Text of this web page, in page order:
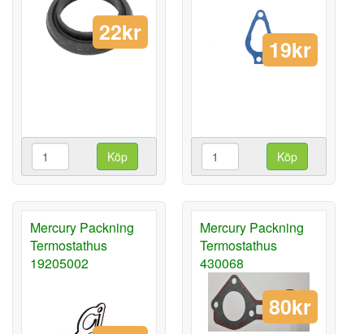
22kr
Köp
19kr
Köp
Mercury Packning
Termostathus
19205002
Mercury Packning
Termostathus
430068
80kr